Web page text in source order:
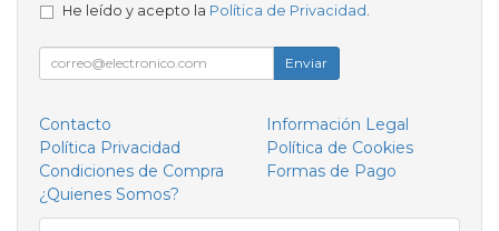
He leído y acepto la Política de Privacidad
Enviar
Contacto
Información Legal
Política Privacidad
Política de Cookies
Condiciones de Compra
Formas de Pago
¿Quienes Somos?